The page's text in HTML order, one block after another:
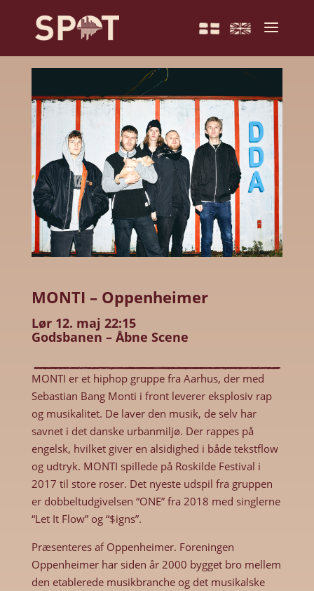
MONTI – Oppenheimer
Lør 12. maj 22:15
Godsbanen – Åbne Scene
MONTI er et hiphop gruppe fra Aarhus, der med
Sebastian Bang Monti i front leverer eksplosiv rap
og musikalitet. De laver den musik, de selv har
savnet i det danske urbanmiljø. Der rappes på
engelsk, hvilket giver en alsidighed i både tekstflow
og udtryk. MONTI spillede på Roskilde Festival i
2017 til store roser. Det nyeste udspil fra gruppen
er dobbeltudgivelsen “ONE” fra 2018 med singlerne
“Let It Flow” og “$igns”.
Præsenteres af Oppenheimer. Foreningen
Oppenheimer har siden år 2000 bygget bro mellem
den etablerede musikbranche og det musikalske